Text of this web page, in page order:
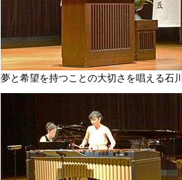
夢と希望を持つことの大切さを唱える石